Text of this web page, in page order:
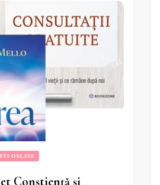
ONLINE
Conștiență și